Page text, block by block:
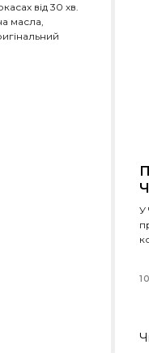
від 30 хв.
масла,
У